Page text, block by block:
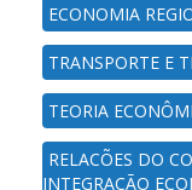
ECONOMIA
TRANSPORTE E
TEORIA
RELAÇÕES DO
INTEGRAÇÃO